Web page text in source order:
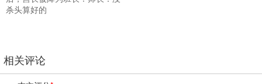
杀头算好的
相关评论